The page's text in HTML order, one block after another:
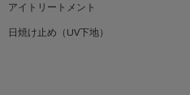
アイトリートメント
日焼け止め（UV下地）